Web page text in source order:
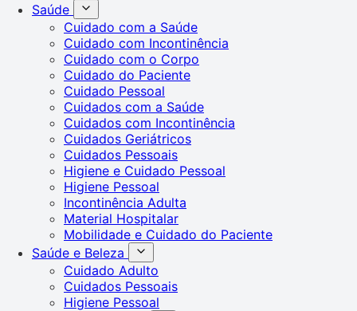
Saúde
Cuidado com a Saúde
Cuidado com Incontinência
Cuidado com o Corpo
Cuidado do Paciente
Cuidado Pessoal
Cuidados com a Saúde
Cuidados com Incontinência
Cuidados Geriátricos
Cuidados Pessoais
Higiene e Cuidado Pessoal
Higiene Pessoal
Incontinência Adulta
Material Hospitalar
Mobilidade e Cuidado do Paciente
Saúde e Beleza
Cuidado Adulto
Cuidados Pessoais
Higiene Pessoal